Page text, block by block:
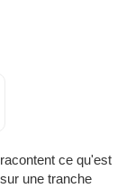
ce qu'est
une tranche